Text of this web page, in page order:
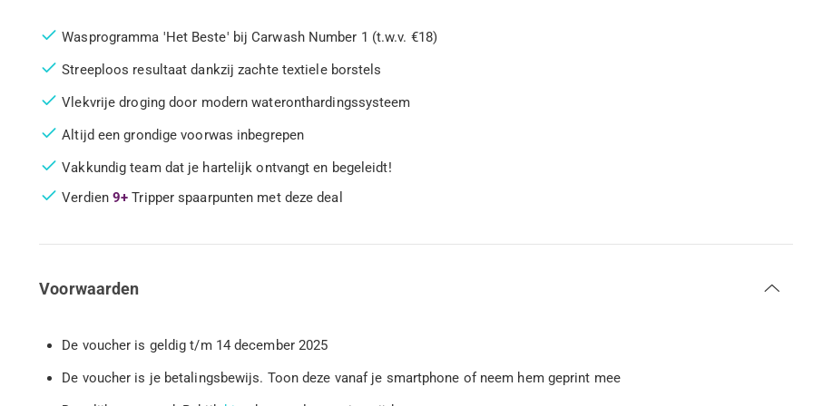
Wasprogramma 'Het Beste' bij Carwash Number 1 (t.w.v. €18)
Streeploos resultaat dankzij zachte textiele borstels
Vlekvrije droging door modern wateronthardingssysteem
Altijd een grondige voorwas inbegrepen
Vakkundig team dat je hartelijk ontvangt en begeleidt!
Verdien9+ Tripper spaarpunten met deze deal
Voorwaarden
De voucher is geldig t/m 14 december 2025
De voucher is je betalingsbewijs. Toon deze vanaf je smartphone of neem hem geprint mee